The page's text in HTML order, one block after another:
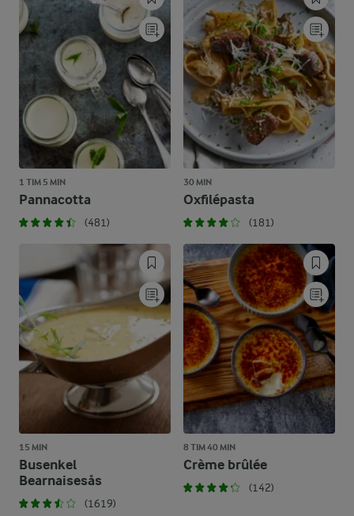
1 TIM 5 MIN
Pannacotta
(481)
30 MIN
Oxfilépasta
(181)
15 MIN
Busenkel
Bearnaisesås
(1619)
8 TIM 40 MIN
Crème brûlée
(142)